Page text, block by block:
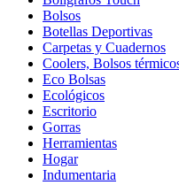
Bolsos
Botellas Deportivas
Carpetas y Cuadernos
Coolers, Bolsos
Eco Bolsas
Ecológicos
Escritorio
Gorras
Herramientas
Hogar
Indumentaria